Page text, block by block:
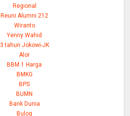
Regional
Reuni Alumni 212
Wiranto
Yenny Wahid
3 tahun Jokowi-JK
Alor
BBM 1 Harga
BMKG
BPS
BUMN
Bank Dunia
Bulog